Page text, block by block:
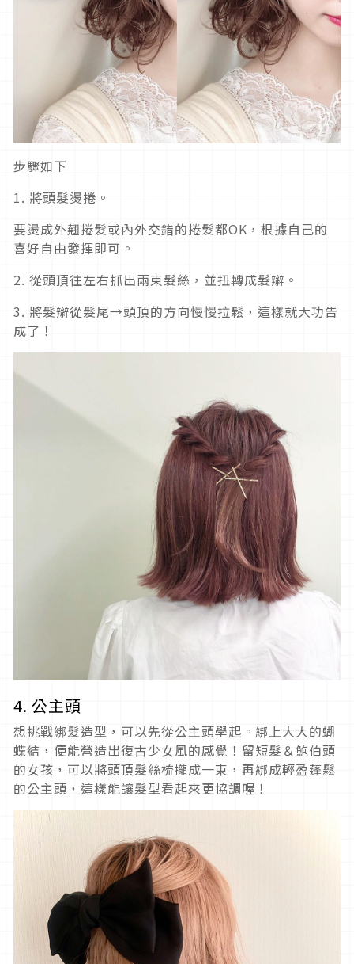
步驟如下
1. 將頭髮燙捲。
要燙成外翹捲髮或內外交錯的捲髮都OK，根據自己的
喜好自由發揮即可。
2. 從頭頂往左右抓出兩束髮絲，並扭轉成髮辮。
3. 將髮辮從髮尾→頭頂的方向慢慢拉鬆，這樣就大功告
成了！
4. 公主頭
想挑戰綁髮造型，可以先從公主頭學起。綁上大大的蝴
蝶結，便能營造出復古少女風的感覺！留短髮＆鮑伯頭
的女孩，可以將頭頂髮絲梳攏成一束，再綁成輕盈蓬鬆
的公主頭，這樣能讓髮型看起來更協調喔！